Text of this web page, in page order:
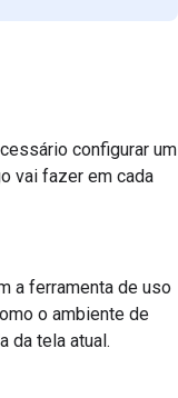
configurar um
vai fazer em cada
a ferramenta de uso
o ambiente de
da tela atual.